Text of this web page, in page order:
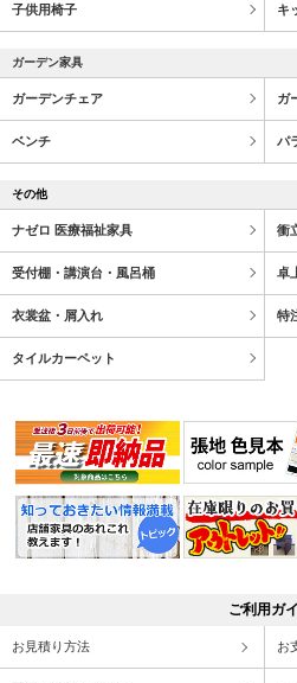
子供用椅子 キ
ガーデン家具
ガーデンチェア ガ
ベンチ パ
その他
ナゼロ 医療福祉家具 衝
受付棚・講演台・風呂桶 卓
衣裳盆・屑入れ 特
タイルカーペット
ご利用ガ
お見積り方法 お